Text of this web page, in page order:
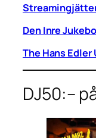
Den Inre
The Hans Edler
DJ50:–